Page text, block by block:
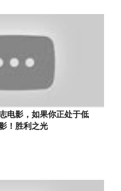
电影，如果你正处于低
！胜利之光